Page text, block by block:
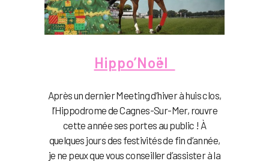
Hippo’Noël
Après un dernier Meeting d’hiver à huis clos,
l’Hippodrome de Cagnes-Sur-Mer, rouvre
cette année ses portes au public ! À
quelques jours des festivités de fin d’année,
je ne peux que vous conseiller d’assister à la